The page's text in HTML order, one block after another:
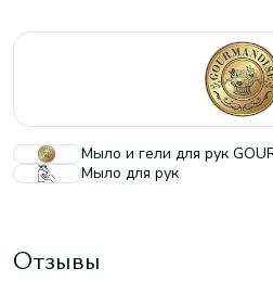
Мыло и гели для рук
Мыло для рук
Отзывы